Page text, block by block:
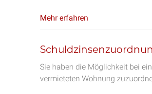
Mehr erfahren
Sie haben die Möglichkeit bei
vermieteten Wohnung